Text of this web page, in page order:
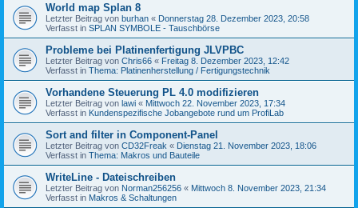
World map Splan 8
Letzter Beitrag von burhan « Donnerstag 28. Dezember 2023, 20:58
Verfasst in SPLAN SYMBOLE - Tauschbörse
Probleme bei Platinenfertigung JLVPBC
Letzter Beitrag von Chris66 « Freitag 8. Dezember 2023, 12:42
Verfasst in Thema: Platinenherstellung / Fertigungstechnik
Vorhandene Steuerung PL 4.0 modifizieren
Letzter Beitrag von lawi « Mittwoch 22. November 2023, 17:34
Verfasst in Kundenspezifische Jobangebote rund um ProfiLab
Sort and filter in Component-Panel
Letzter Beitrag von CD32Freak « Dienstag 21. November 2023, 18:06
Verfasst in Thema: Makros und Bauteile
WriteLine - Dateischreiben
Letzter Beitrag von Norman256256 « Mittwoch 8. November 2023, 21:34
Verfasst in Makros & Schaltungen